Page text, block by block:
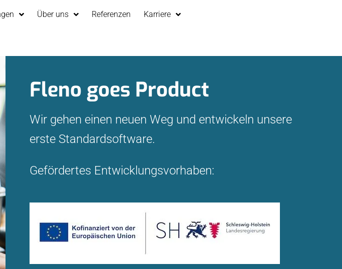
Über uns Referenzen Karriere
Fleno goes Product
Wir gehen einen neuen Weg und entwickeln unsere
erste Standardsoftware.
Gefördertes Entwicklungsvorhaben: